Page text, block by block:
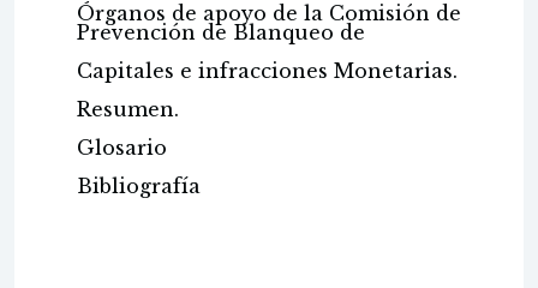
Órganos de apoyo de la Comisión de
Prevención de Blanqueo de
Capitales e infracciones Monetarias.
Resumen.
Glosario
Bibliografía